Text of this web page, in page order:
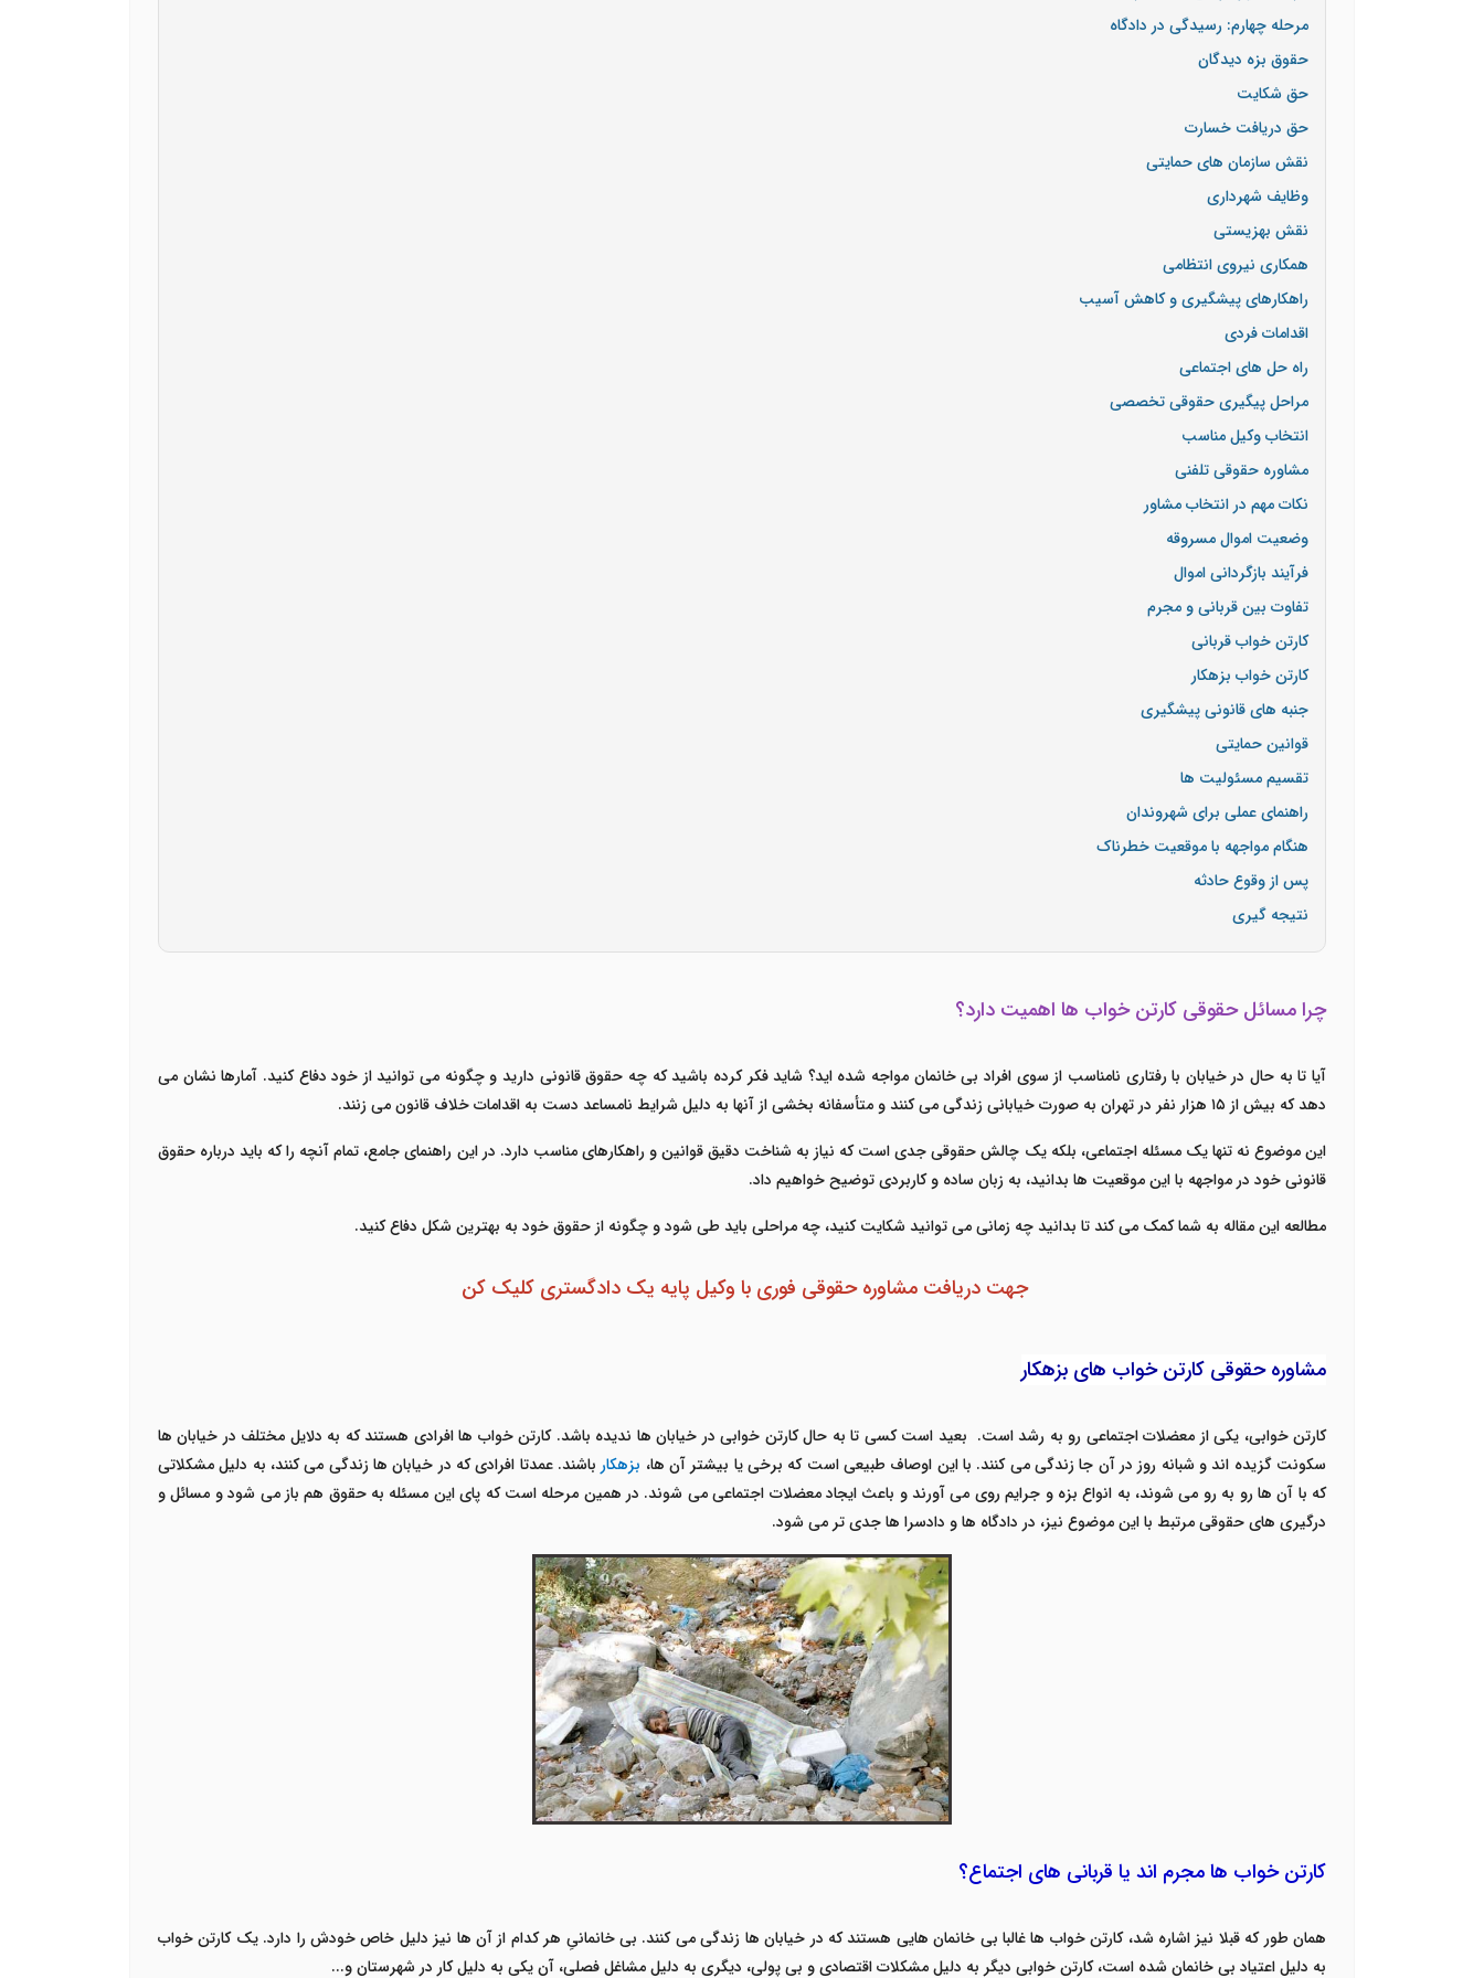
مرحله چهارم: رسیدگی در دادگاه
حقوق بزه دیدگان
حق شکایت
حق دریافت خسارت
نقش سازمان های حمایتی
وظایف شهرداری
نقش بهزیستی
همکاری نیروی انتظامی
راهکارهای پیشگیری و کاهش آسیب
اقدامات فردی
راه حل های اجتماعی
مراحل پیگیری حقوقی تخصصی
انتخاب وکیل مناسب
مشاوره حقوقی تلفنی
نکات مهم در انتخاب مشاور
وضعیت اموال مسروقه
فرآیند بازگردانی اموال
تفاوت بین قربانی و مجرم
کارتن خواب قربانی
کارتن خواب بزهکار
جنبه های قانونی پیشگیری
قوانین حمایتی
تقسیم مسئولیت ها
راهنمای عملی برای شهروندان
هنگام مواجهه با موقعیت خطرناک
پس از وقوع حادثه
نتیجه گیری
چرا مسائل حقوقی کارتن خواب ها اهمیت دارد؟
آیا تا به حال در خیابان با رفتاری نامناسب از سوی افراد بی خانمان مواجه شده اید؟ شاید فکر کرده باشید که چه حقوق قانونی دارید و چگونه می توانید از خود دفاع کنید. آمارها نشان می
دهد که بیش از ۱۵ هزار نفر در تهران به صورت خیابانی زندگی می کنند و متأسفانه بخشی از آنها به دلیل شرایط نامساعد دست به اقدامات خلاف قانون می زنند.
این موضوع نه تنها یک مسئله اجتماعی، بلکه یک چالش حقوقی جدی است که نیاز به شناخت دقیق قوانین و راهکارهای مناسب دارد. در این راهنمای جامع، تمام آنچه را که باید درباره حقوق
قانونی خود در مواجهه با این موقعیت ها بدانید، به زبان ساده و کاربردی توضیح خواهیم داد.
مطالعه این مقاله به شما کمک می کند تا بدانید چه زمانی می توانید شکایت کنید، چه مراحلی باید طی شود و چگونه از حقوق خود به بهترین شکل دفاع کنید.
جهت دریافت مشاوره حقوقی فوری با وکیل پایه یک دادگستری کلیک کن
مشاوره حقوقی کارتن خواب های بزهکار
کارتن خوابی، یکی از معضلات اجتماعی رو به رشد است. بعید است کسی تا به حال کارتن خوابی در خیابان ها ندیده باشد. کارتن خواب ها افرادی هستند که به دلایل مختلف در خیابان ها
سکونت گزیده اند و شبانه روز در آن جا زندگی می کنند. با این اوصاف طبیعی است که برخی یا بیشتر آن ها، بزهکار باشند. عمدتا افرادی که در خیابان ها زندگی می کنند، به دلیل مشکلاتی
که با آن ها رو به رو می شوند، به انواع بزه و جرایم روی می آورند و باعث ایجاد معضلات اجتماعی می شوند. در همین مرحله است که پای این مسئله به حقوق هم باز می شود و مسائل و
درگیری های حقوقی مرتبط با این موضوع نیز، در دادگاه ها و دادسرا ها جدی تر می شود.
کارتن خواب ها مجرم اند یا قربانی های اجتماع؟
همان طور که قبلا نیز اشاره شد، کارتن خواب ها غالبا بی خانمان هایی هستند که در خیابان ها زندگی می کنند. بی خانمانیِ هر کدام از آن ها نیز دلیل خاص خودش را دارد. یک کارتن خواب
به دلیل اعتیاد بی خانمان شده است، کارتن خوابی دیگر به دلیل مشکلات اقتصادی و بی پولی، دیگری به دلیل مشاغل فصلی، آن یکی به دلیل کار در شهرستان و...